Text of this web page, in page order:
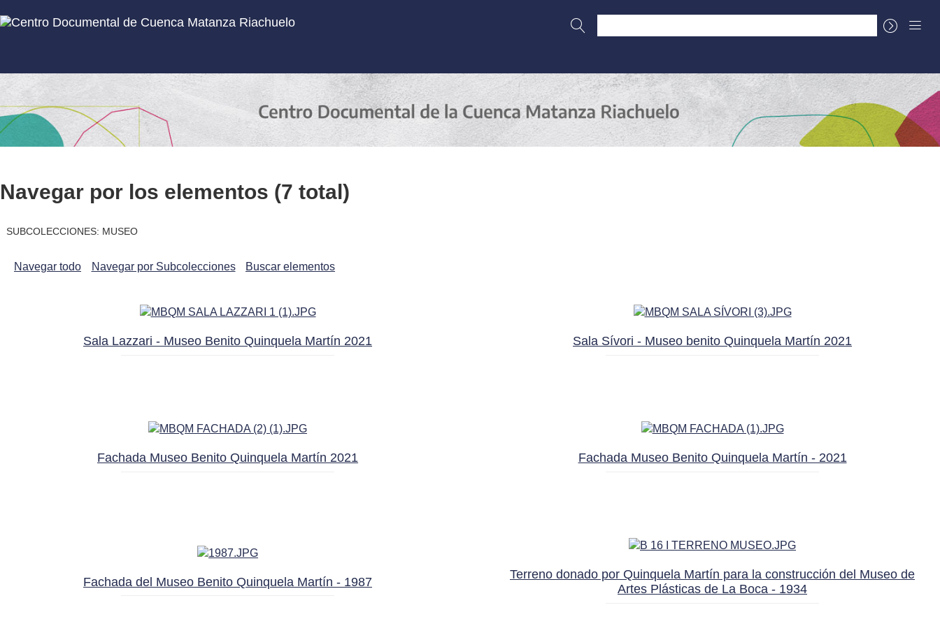
Inicio Subcolecciones Sobre el Centro Documental
La Cuenca
Navegar por los elementos (7 total)
SUBCOLECCIONES: MUSEO
Navegar todo Navegar por Subcolecciones Buscar elementos
Sala Lazzari - Museo Benito Quinquela Martín 2021 Sala Sívori - Museo benito Quinquela Martín 2021
Fachada Museo Benito Quinquela Martín 2021 Fachada Museo Benito Quinquela Martín - 2021
Fachada del Museo Benito Quinquela Martín - 1987
Terreno donado por Quinquela Martín para la construcción del Museo de
Artes Plásticas de La Boca - 1934